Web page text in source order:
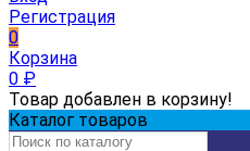
Регистрация
0
Корзина
0 ₽
Товар добавлен в корзину!
Каталог товаров